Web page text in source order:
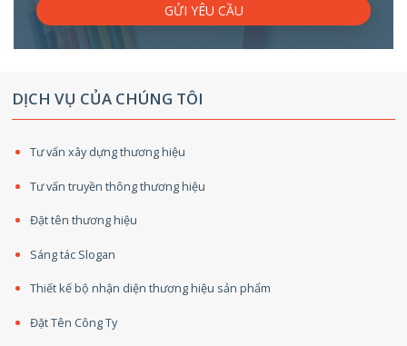
GỬI YÊU CẦU
DỊCH VỤ CỦA CHÚNG TÔI
Tư vấn xây dựng thương hiệu
Tư vấn truyền thông thương hiệu
Đặt tên thương hiệu
Sáng tác Slogan
Thiết kế bộ nhận diện thương hiệu sản phẩm
Đặt Tên Công Ty